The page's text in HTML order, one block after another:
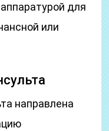
для
или
направлена